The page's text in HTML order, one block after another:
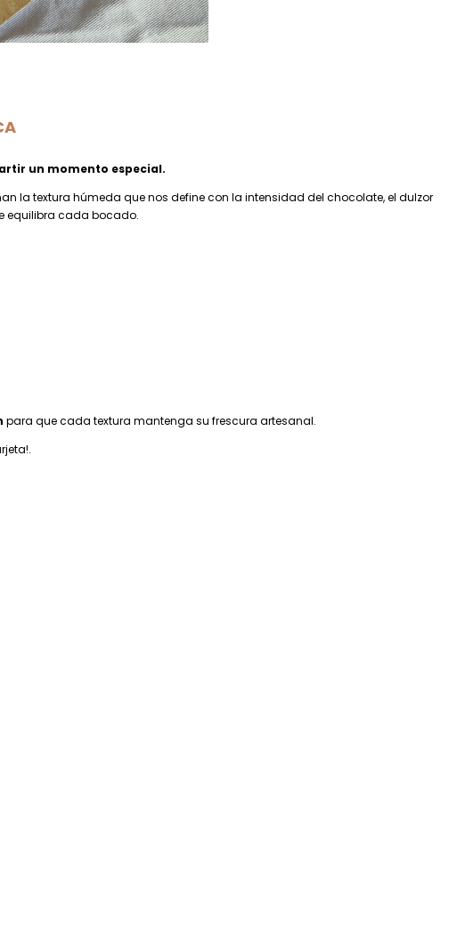
un momento especial.
la textura húmeda que nos define con la intensidad del chocolate, el dulzor
equilibra cada bocado.
para que cada textura mantenga su frescura artesanal.